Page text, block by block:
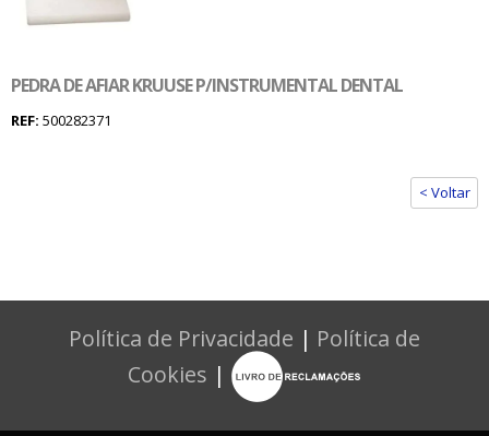
PEDRA DE AFIAR KRUUSE P/INSTRUMENTAL DENTAL
REF: 500282371
< Voltar
Política de Privacidade | Política de
Cookies |